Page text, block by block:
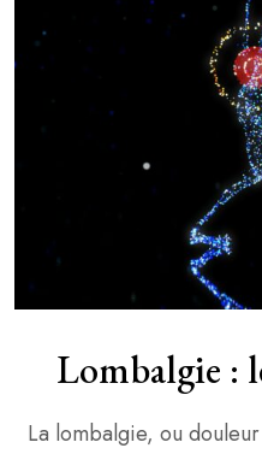
Lombalgie :
La lombalgie, ou